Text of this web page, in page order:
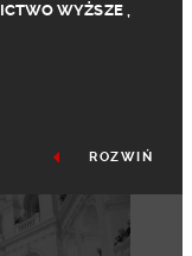
WYŻSZE,
ROZWIŃ